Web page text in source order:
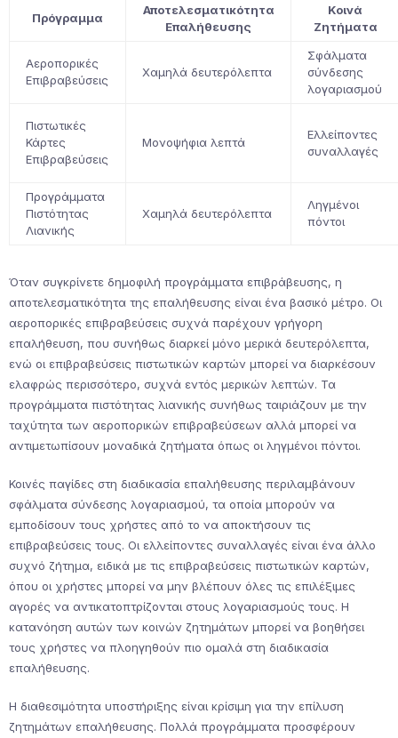
Πρόγραμμα
Αποτελεσματικότητα
Επαλήθευσης
Κοινά
Ζητήματα
Αεροπορικές
Επιβραβεύσεις
Χαμηλά δευτερόλεπτα
Σφάλματα
σύνδεσης
λογαριασμού
Πιστωτικές
Κάρτες
Επιβραβεύσεις
Μονοψήφια λεπτά
Ελλείποντες
συναλλαγές
Προγράμματα
Πιστότητας
Λιανικής
Χαμηλά δευτερόλεπτα
Ληγμένοι
πόντοι
Όταν συγκρίνετε δημοφιλή προγράμματα επιβράβευσης, η
αποτελεσματικότητα της επαλήθευσης είναι ένα βασικό μέτρο. Οι
αεροπορικές επιβραβεύσεις συχνά παρέχουν γρήγορη
επαλήθευση, που συνήθως διαρκεί μόνο μερικά δευτερόλεπτα,
ενώ οι επιβραβεύσεις πιστωτικών καρτών μπορεί να διαρκέσουν
ελαφρώς περισσότερο, συχνά εντός μερικών λεπτών. Τα
προγράμματα πιστότητας λιανικής συνήθως ταιριάζουν με την
ταχύτητα των αεροπορικών επιβραβεύσεων αλλά μπορεί να
αντιμετωπίσουν μοναδικά ζητήματα όπως οι ληγμένοι πόντοι.
Κοινές παγίδες στη διαδικασία επαλήθευσης περιλαμβάνουν
σφάλματα σύνδεσης λογαριασμού, τα οποία μπορούν να
εμποδίσουν τους χρήστες από το να αποκτήσουν τις
επιβραβεύσεις τους. Οι ελλείποντες συναλλαγές είναι ένα άλλο
συχνό ζήτημα, ειδικά με τις επιβραβεύσεις πιστωτικών καρτών,
όπου οι χρήστες μπορεί να μην βλέπουν όλες τις επιλέξιμες
αγορές να αντικατοπτρίζονται στους λογαριασμούς τους. Η
κατανόηση αυτών των κοινών ζητημάτων μπορεί να βοηθήσει
τους χρήστες να πλοηγηθούν πιο ομαλά στη διαδικασία
επαλήθευσης.
Η διαθεσιμότητα υποστήριξης είναι κρίσιμη για την επίλυση
ζητημάτων επαλήθευσης. Πολλά προγράμματα προσφέρουν